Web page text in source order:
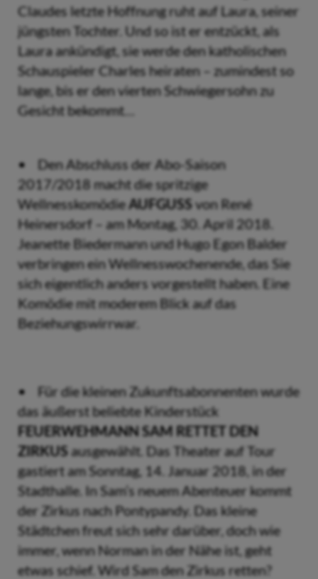
Claudes letzte Hoffnung ruht auf Laura, seiner
jüngsten Tochter. Und so ist er entzückt, als
Laura ankündigt, sie werde den katholischen
Schauspieler Charles heiraten – zumindest so
lange, bis er den vierten Schwiegersohn zu
Gesicht bekommt…
• Den Abschluss der Abo-Saison
2017/2018 macht die spritzige
WellnesskomödieAUFGUSSvon René
Heinersdorf – am Montag, 30. April 2018.
Jeanette Biedermann und Hugo Egon Balder
verbringen ein Wellnesswochenende, das Sie
sich eigentlich anders vorgestellt haben. Eine
Komödie mit moderem Blick auf das
Beziehungswirrwar.
• Für die kleinen Zukunftsabonnenten wurde
das äußerst beliebte Kinderstück
FEUERWEHMANN SAM RETTET DEN
ZIRKUSausgewählt. Das Theater auf Tour
gastiert am Sonntag, 14. Januar 2018, in der
Stadthalle. In Sam’s neuem Abenteuer kommt
der Zirkus nach Pontypandy. Das kleine
Städtchen freut sich sehr darüber, doch wie
immer, wenn Norman in der Nähe ist, geht
etwas schief. Wird Sam den Zirkus retten?